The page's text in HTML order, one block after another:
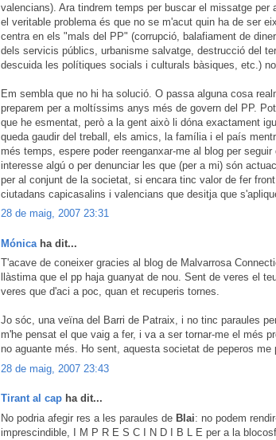
valencians). Ara tindrem temps per buscar el missatge per
el veritable problema és que no se m'acut quin ha de ser
centra en els "mals del PP" (corrupció, balafiament de
dels servicis públics, urbanisme salvatge, destrucció del
descuida les polítiques socials i culturals bàsiques, etc.)
Em sembla que no hi ha solució. O passa alguna cosa
preparem per a moltíssims anys més de govern del PP.
que he esmentat, però a la gent això li dóna exactament
queda gaudir del treball, els amics, la família i el país
més temps, espere poder reenganxar-me al blog per
interesse algú o per denunciar les que (per a mi) són
per al conjunt de la societat, si encara tinc valor de fer
ciutadans capicasalins i valencians que desitja que
28 de maig, 2007 23:31
Mónica ha dit...
T'acave de coneixer gracies al blog de Malvarrosa
llàstima que el pp haja guanyat de nou. Sent de veres el
veres que d'aci a poc, quan et recuperis tornes.
Jo sóc, una veïna del Barri de Patraix, i no tinc paraules
m'he pensat el que vaig a fer, i va a ser tornar-me el més
no aguante més. Ho sent, aquesta societat de peperos me
28 de maig, 2007 23:43
Tirant al cap ha dit...
No podria afegir res a les paraules de Blai: no podem
imprescindible, I M P R E S C I N D I B L E per a la